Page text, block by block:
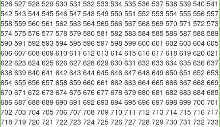
526 527 528 529 530 531 532 533 534 535 536 537 538 539 540 541
542 543 544 545 546 547 548 549 550 551 552 553 554 555 556 557
558 559 560 561 562 563 564 565 566 567 568 569 570 571 572 573
574 575 576 577 578 579 580 581 582 583 584 585 586 587 588 589
590 591 592 593 594 595 596 597 598 599 600 601 602 603 604 605
606 607 608 609 610 611 612 613 614 615 616 617 618 619 620 621
622 623 624 625 626 627 628 629 630 631 632 633 634 635 636 637
638 639 640 641 642 643 644 645 646 647 648 649 650 651 652 653
654 655 656 657 658 659 660 661 662 663 664 665 666 667 668 669
670 671 672 673 674 675 676 677 678 679 680 681 682 683 684 685
686 687 688 689 690 691 692 693 694 695 696 697 698 699 700 701
702 703 704 705 706 707 708 709 710 711 712 713 714 715 716 717
718 719 720 721 722 723 724 725 726 727 728 729 730 731 732 733